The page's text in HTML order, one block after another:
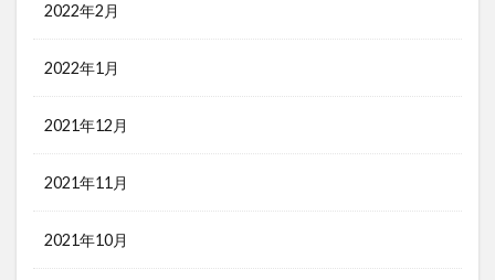
2022年2月
2022年1月
2021年12月
2021年11月
2021年10月